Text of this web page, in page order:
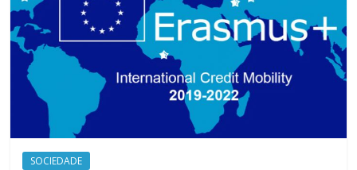
SOCIEDADE